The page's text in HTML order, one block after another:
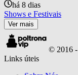
há 8 dias
Shows e Festivais
Ver mais
© 2016 -
Links úteis